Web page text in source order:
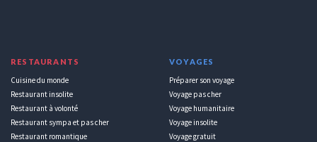
RESTAURANTS
Cuisine du monde
Restaurant insolite
Restaurant à volonté
Restaurant sympa et pas cher
Restaurant romantique
VOYAGES
Préparer son voyage
Voyage pas cher
Voyage humanitaire
Voyage insolite
Voyage gratuit